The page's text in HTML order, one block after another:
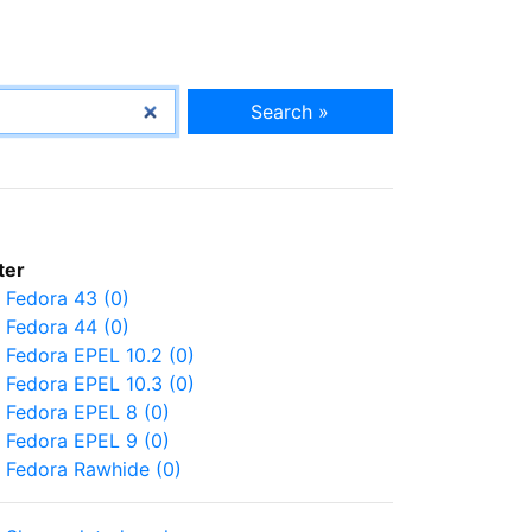
Search »
Fedora 43 (0)
Fedora 44 (0)
Fedora EPEL 10.2 (0)
Fedora EPEL 10.3 (0)
Fedora EPEL 8 (0)
Fedora EPEL 9 (0)
Fedora Rawhide (0)